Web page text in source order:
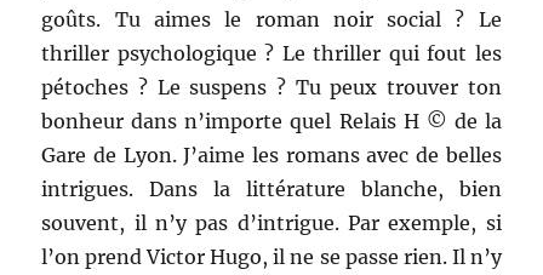
goûts. Tu aimes le roman noir social ? Le
thriller psychologique ? Le thriller qui fout les
pétoches ? Le suspens ? Tu peux trouver ton
bonheur dans n’importe quel Relais H © de la
Gare de Lyon. J’aime les romans avec de belles
intrigues. Dans la littérature blanche, bien
souvent, il n’y pas d’intrigue. Par exemple, si
l’on prend Victor Hugo, il ne se passe rien. Il n’y